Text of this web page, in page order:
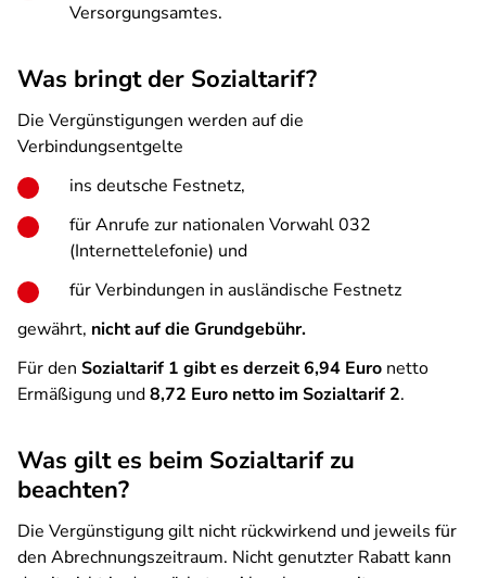
Versorgungsamtes.
Was bringt der Sozialtarif?
Die Vergünstigungen werden auf die
Verbindungsentgelte
ins deutsche Festnetz,
für Anrufe zur nationalen Vorwahl 032
(Internettelefonie) und
für Verbindungen in ausländische Festnetz
gewährt, nicht auf die Grundgebühr.
Für den Sozialtarif 1 gibt es derzeit 6,94 Euro netto
Ermäßigung und8,72 Euro netto im Sozialtarif 2.
Was gilt es beim Sozialtarif zu
beachten?
Die Vergünstigung gilt nicht rückwirkend und jeweils für
den Abrechnungszeitraum. Nicht genutzter Rabatt kann